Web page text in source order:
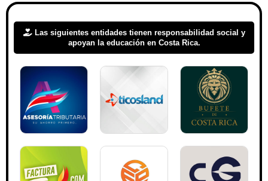
Las siguientes entidades tienen responsabilidad social y
apoyan la educación en Costa Rica.